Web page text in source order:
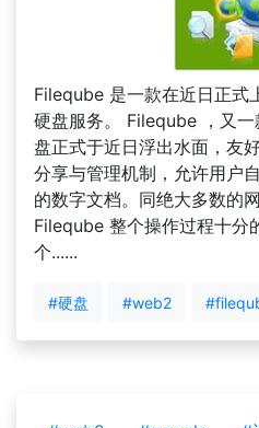
Fileqube 是一款在近日正式
硬盘服务。 Fileqube ，又
盘正式于近日浮出水面，友
分享与管理机制，允许用户
的数字文档。同绝大多数的
Fileqube 整个操作过程十分
个......
#硬盘 #web2